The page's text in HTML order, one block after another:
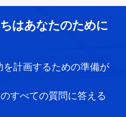
はあなたのために
計画するための準備が
すべての質問に答える